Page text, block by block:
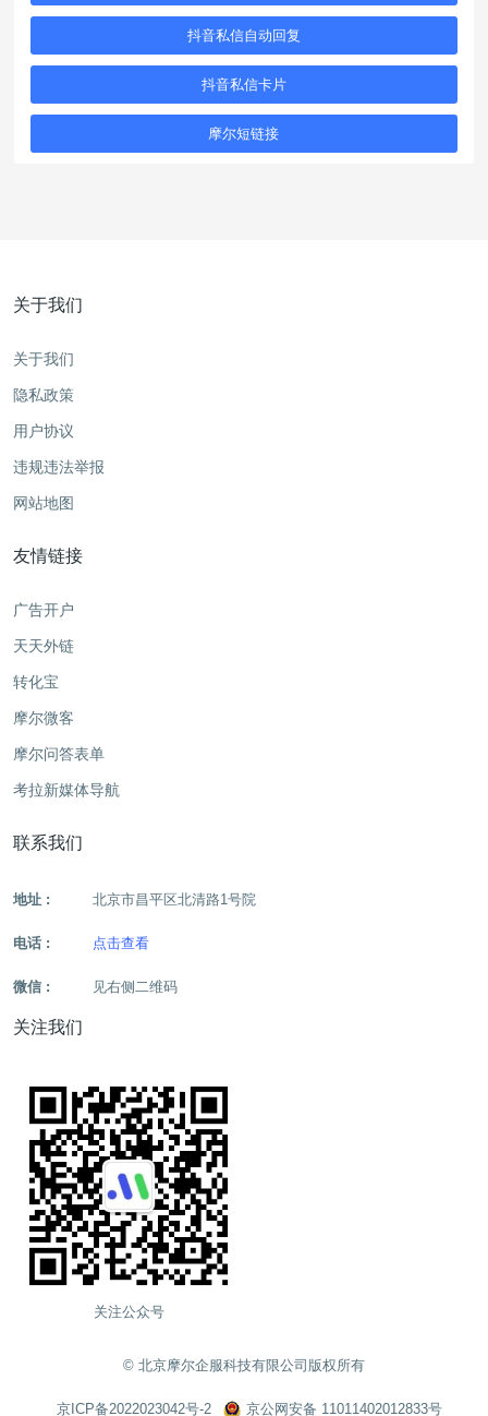
抖音私信自动回复
抖音私信卡片
摩尔短链接
关于我们
关于我们
隐私政策
用户协议
违规违法举报
网站地图
友情链接
广告开户
天天外链
转化宝
摩尔微客
摩尔问答表单
考拉新媒体导航
联系我们
地址 : 北京市昌平区北清路1号院
电话 : 点击查看
微信 : 见右侧二维码
关注我们
关注公众号
©️ 北京摩尔企服科技有限公司版权所有
京ICP备2022023042号-2 京公网安备 11011402012833号